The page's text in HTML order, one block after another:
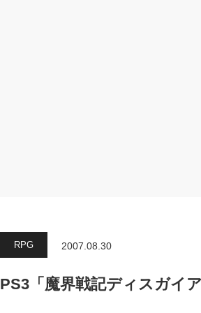
RPG 2007.08.30
PS3「魔界戦記ディスガイ